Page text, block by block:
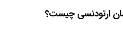
ارتودنسی چیست؟